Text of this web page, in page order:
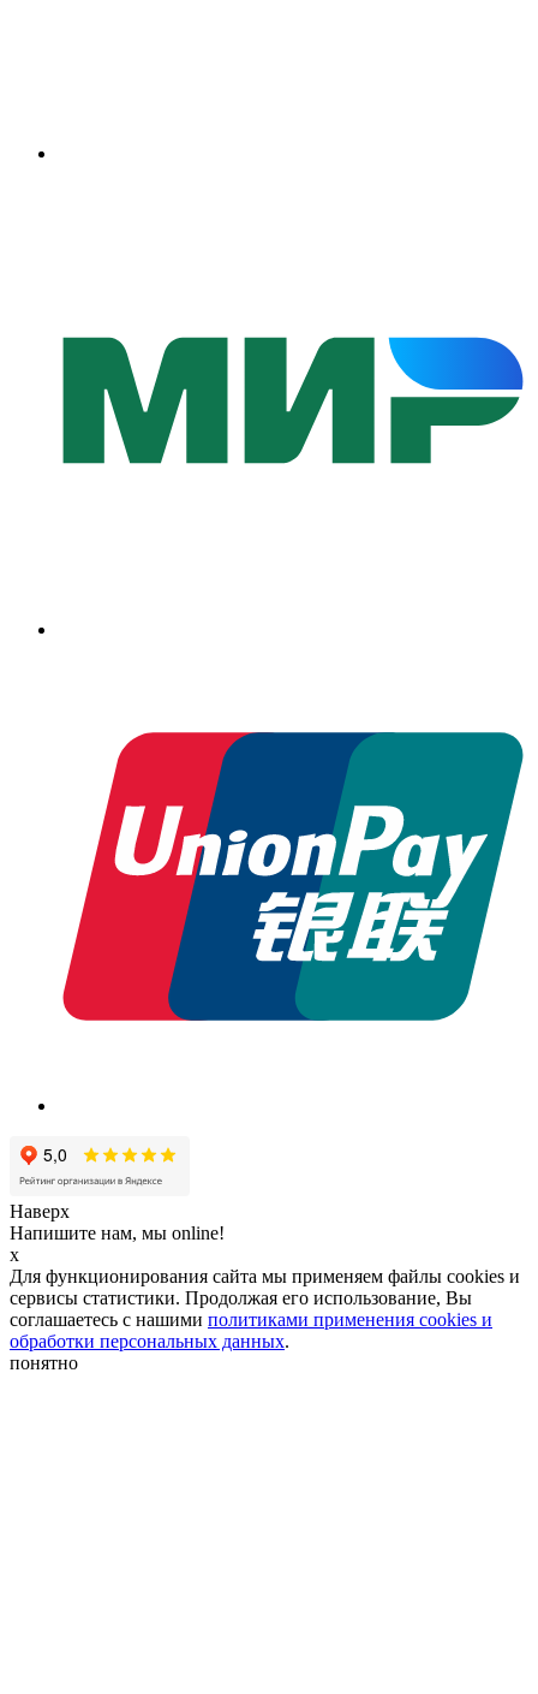
Наверх
Напишите нам, мы online!
x
Для функционирования сайта мы применяем файлы cookies и
сервисы статистики. Продолжая его использование, Вы
соглашаетесь с нашими политиками применения cookies и
обработки персональных данных.
понятно